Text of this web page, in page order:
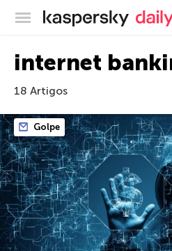
Blog
internet
18 Artigos
Golpe